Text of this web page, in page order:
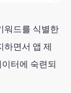
워드를 식별한
하면서 앱 제
터에 숙련되